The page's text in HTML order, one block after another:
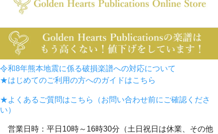
令和8年熊本地震に係る破損楽譜への対応について
★はじめてのご利用の方へのガイドはこちら
★よくあるご質問はこちら（お問い合わせ前にご確認くださ
い）
営業日時：平日10時～16時30分（土日祝日は休業、その他